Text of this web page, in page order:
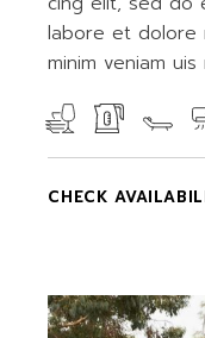
labore et dolore
minim veniam
CHECK